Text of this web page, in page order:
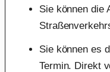
Sie können die
Sie können es
Termin. Direkt